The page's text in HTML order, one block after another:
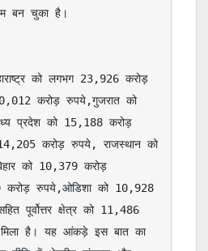
बन चुका है।
करोड़ रुपये,गुजरात को
प्रदेश को 15,188 करोड़
करोड़ रुपये, राजस्थान को
को 10,379 करोड़
करोड़ रुपये,ओडिशा को 10,928
पूर्वोत्तर क्षेत्र को 11,486
है। यह आंकड़े इस बात का